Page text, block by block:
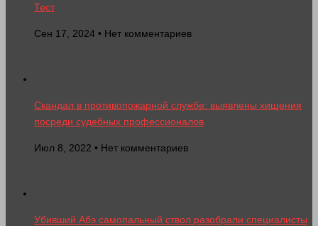
Тест
Сен 17, 2024 • Нет комментариев
Скандал в противопожарной службе: выявлены хищения
посреди судебных профессионалов
Июл 8, 2022 • Нет комментариев
Убивший Абэ самопальный ствол разобрали специалисты